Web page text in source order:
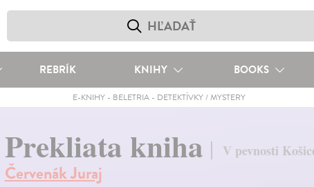
REBRÍK KNIHY BOOKS
E-KNIHY- BELETRIA- DETEKTÍVKY / MYSTERY
Prekliata kniha V pevnosti
Červenák Juraj